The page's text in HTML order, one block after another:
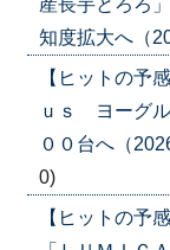
知度拡大へ（
【ヒットの
ｕｓ ヨーグ
００台へ（
0)
【ヒットの予